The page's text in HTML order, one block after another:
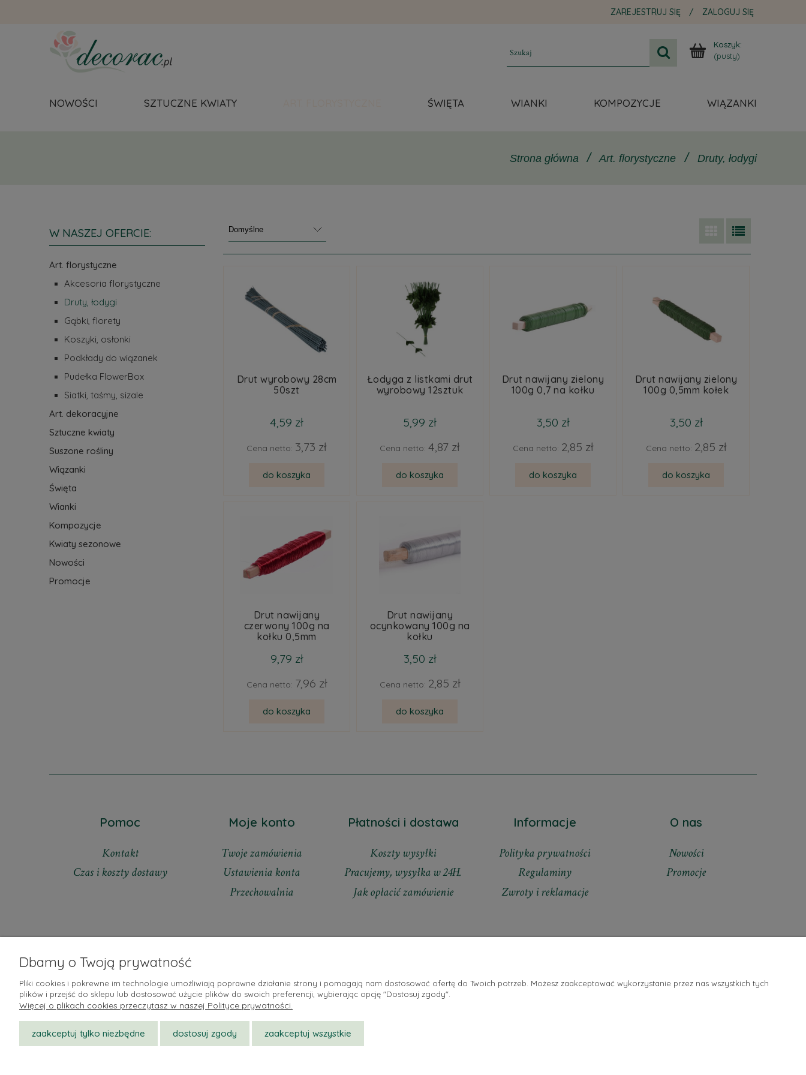
ZAREJESTRUJ SIĘ / ZALOGUJ SIĘ
Koszyk:
(pusty)
NOWOŚCI SZTUCZNE KWIATY ŚWIĘTA WIANKI KOMPOZYCJE WIĄZANKI
/ Art. florystyczne / Druty, łodygi
W NASZEJ OFERCIE:
Art. florystyczne
Akcesoria florystyczne
Druty, łodygi
Gąbki, florety
Koszyki, osłonki
Podkłady do wiązanek
Pudełka FlowerBox
Siatki, taśmy, sizale
Art. dekoracyjne
Sztuczne kwiaty
Suszone rośliny
Wiązanki
Święta
Wianki
Kompozycje
Kwiaty sezonowe
Nowości
Promocje
Drut wyrobowy 28cm
50szt
4,59 zł
Cena netto: 3,73 zł
do koszyka
Łodyga z listkami drut
wyrobowy 12sztuk
5,99 zł
Cena netto: 4,87 zł
do koszyka
Drut nawijany zielony
100g 0,7 na kołku
3,50 zł
Cena netto: 2,85 zł
do koszyka
Drut nawijany zielony
100g 0,5mm kołek
3,50 zł
Cena netto: 2,85 zł
do koszyka
Drut nawijany
czerwony 100g na
kołku 0,5mm
9,79 zł
Cena netto: 7,96 zł
do koszyka
Drut nawijany
ocynkowany 100g na
kołku
3,50 zł
Cena netto: 2,85 zł
do koszyka
Pomoc
Kontakt
Czas i koszty dostawy
Moje konto
Twoje zamówienia
Ustawienia konta
Przechowalnia
Płatności i dostawa
Koszty wysyłki
Pracujemy, wysyłka w 24H.
Jak opłacić zamówienie
Informacje
Polityka prywatności
Regulaminy
Zwroty i reklamacje
O nas
Nowości
Promocje
Dbamy o Twoją prywatność
Pliki cookies i pokrewne im technologie umożliwiają poprawne działanie strony i pomagają nam dostosować ofertę do Twoich potrzeb. Możesz zaakceptować wykorzystanie przez nas wszystkich tych
plików i przejść do sklepu lub dostosować użycie plików do swoich preferencji, wybierając opcję "Dostosuj zgody".
Więcej o plikach cookies przeczytasz w naszej Polityce prywatności.
zaakceptuj tylko niezbędne dostosuj zgody zaakceptuj wszystkie